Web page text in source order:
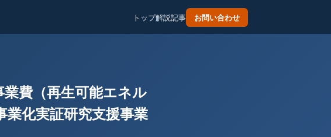
トップ解説記事 お問い合わせ
費（再生可能エネル
化実証研究支援事業